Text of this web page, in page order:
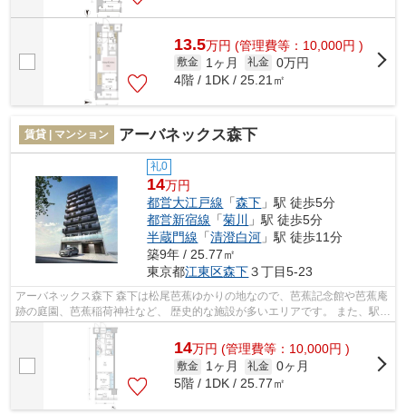
13.5万円 (管理費等：10,000円 )
敷金 1ヶ月 礼金 0万円
4階 / 1DK / 25.21㎡
賃貸 | マンション アーバネックス森下
礼0
14万円
都営大江戸線 「森下 」駅 徒歩5分
都営新宿線 「菊川
」駅 徒歩5分
半蔵門線 「清澄白河 」駅 徒歩11分
築9年 / 25.77㎡
東京都江東区森下３丁目5-23
アーバネックス森下 森下は松尾芭蕉ゆかりの地なので、芭蕉記念館や芭蕉庵
跡の庭園、芭蕉稲荷神社など、 歴史的な施設が多いエリアです。 また、駅前
の飲み屋や街中の建物も、江戸時...
14万円 (管理費等：10,000円 )
敷金 1ヶ月 礼金 0ヶ月
5階 / 1DK / 25.77㎡